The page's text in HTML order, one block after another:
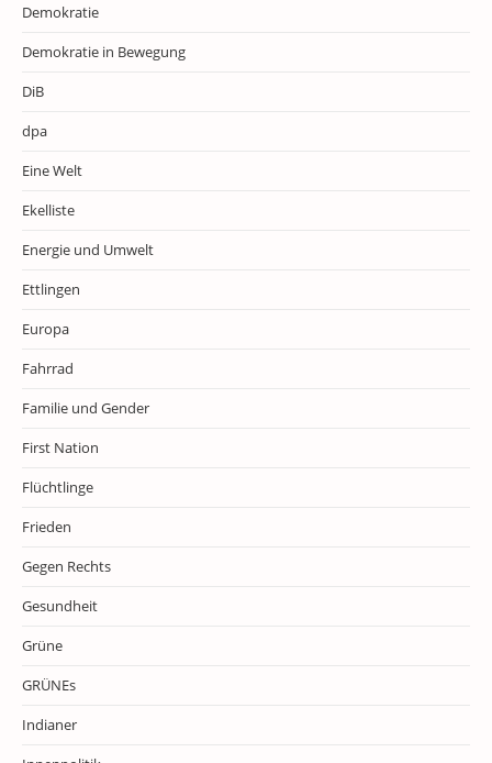
Demokratie
Demokratie in Bewegung
DiB
dpa
Eine Welt
Ekelliste
Energie und Umwelt
Ettlingen
Europa
Fahrrad
Familie und Gender
First Nation
Flüchtlinge
Frieden
Gegen Rechts
Gesundheit
Grüne
GRÜNEs
Indianer